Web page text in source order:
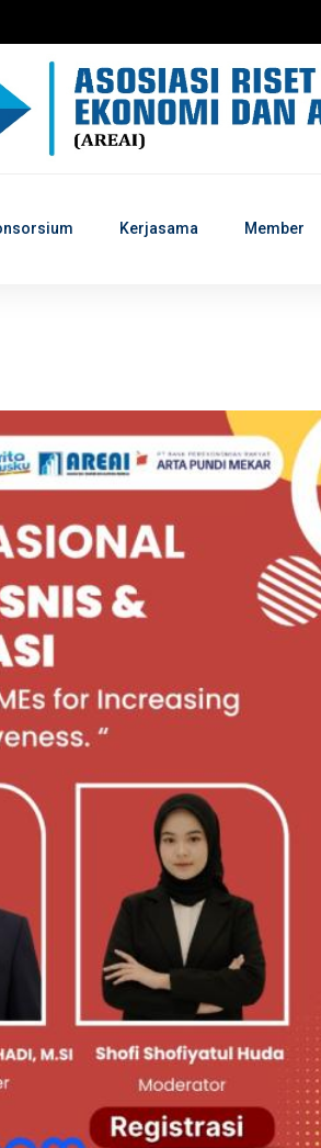
Kerjasama Member